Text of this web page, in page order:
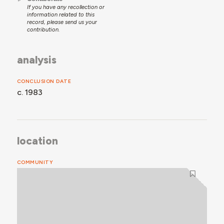
If you have any recollection or
information related to this
record, please send us your
contribution.
analysis
CONCLUSION DATE
c. 1983
location
COMMUNITY